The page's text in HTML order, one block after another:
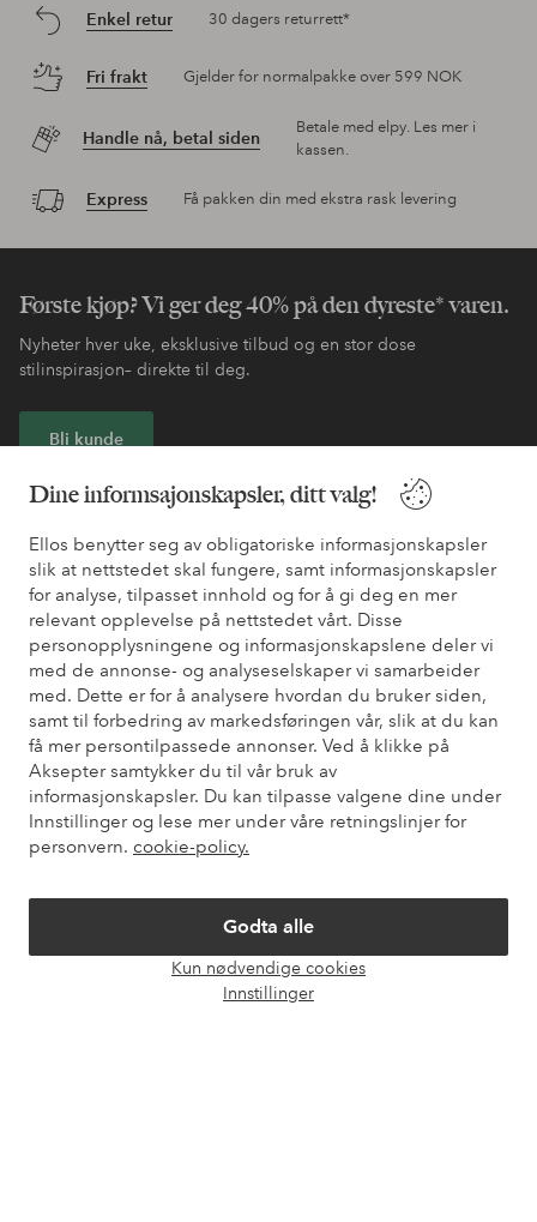
Dine informsajonskapsler, ditt valg!
Ellos benytter seg av obligatoriske informasjonskapsler
slik at nettstedet skal fungere, samt informasjonskapsler
for analyse, tilpasset innhold og for å gi deg en mer
relevant opplevelse på nettstedet vårt. Disse
personopplysningene og informasjonskapslene deler vi
med de annonse- og analyseselskaper vi samarbeider
med. Dette er for å analysere hvordan du bruker siden,
samt til forbedring av markedsføringen vår, slik at du kan
få mer persontilpassede annonser. Ved å klikke på
Aksepter samtykker du til vår bruk av
informasjonskapsler. Du kan tilpasse valgene dine under
Innstillinger og lese mer under våre retningslinjer for
personvern. cookie-policy.
Godta alle
Kun nødvendige cookies
Innstillinger
Enkel retur 30 dagers returrett*
Fri frakt Gjelder for normalpakke over 599 NOK
Handle nå, betal siden
Betale med elpy. Les mer i
kassen.
Express Få pakken din med ekstra rask levering
Første kjøp? Vi ger deg 40% på den dyreste* varen.
Nyheter hver uke, eksklusive tilbud og en stor dose
stilinspirasjon– direkte til deg.
Bli kunde
* Se tilbudsvilkår ved registrering
Trenger du hjelp?
Du finner svar på de vanligste spørsmålene i vår FAQ. Du finner
også informasjon om hvordan du kan kontakte oss.
Kundeservice Bestilling Betalingsmåte
Mine sider